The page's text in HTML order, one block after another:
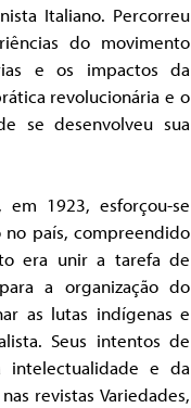
Italiano. Percorreu
do movimento
e os impactos da
revolucionária e o
se desenvolveu sua
1923, esforçou-se
país, compreendido
era unir a tarefa de
a organização do
as lutas indígenas e
Seus intentos de
intelectualidade e da
revistas Variedades,